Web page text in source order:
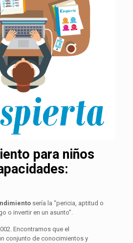
para niños
sería la “pericia, aptitud o
o invertir en un asunto”.
Encontramos que el
conjunto de conocimientos y